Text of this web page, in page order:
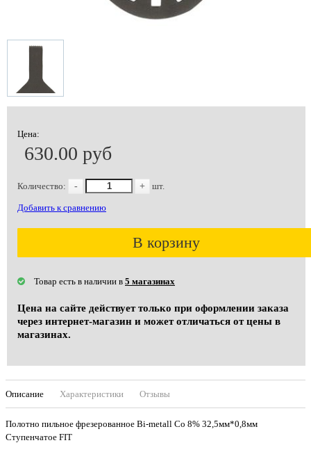
Цена:
630.00 руб
Количество: - + шт.
Добавить к сравнению
В корзину
Товар есть в наличии в 5 магазинах
Цена на сайте действует только при оформлении заказа
через интернет-магазин и может отличаться от цены в
магазинах.
Описание Характеристики Отзывы
Полотно пильное фрезерованное Bi-metall Co 8% 32,5мм*0,8мм
Ступенчатое FIT